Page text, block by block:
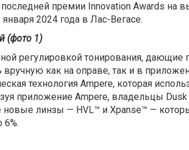
премии Innovation Awards на
2024 года в Лас-Вегасе.
(фото 1)
регулировкой тонирования, дающие
как на оправе, так и в
технология Ampere, которая
приложение Ampere, владельцы
новые линзы — HVL™ и Xpanse™ —
6%.